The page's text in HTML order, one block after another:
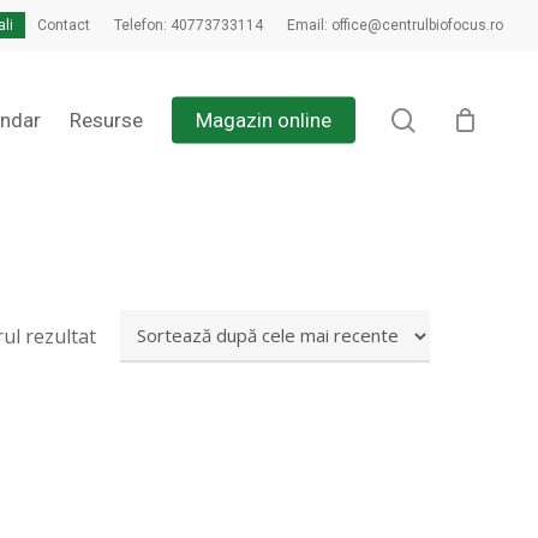
Contact Telefon: 40773733114 Email: office@centrulbiofocus.ro
Resurse Magazin online search
rezultat